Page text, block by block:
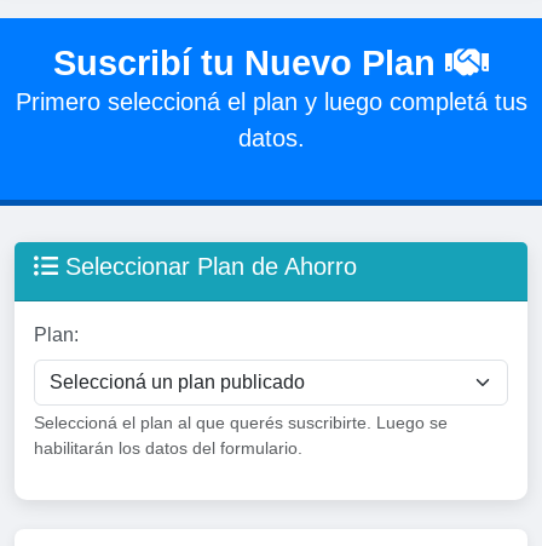
Suscribí tu Nuevo Plan
Primero seleccioná el plan y luego completá tus
datos.
Seleccionar Plan de Ahorro
Plan:
Seleccioná el plan al que querés suscribirte. Luego se
habilitarán los datos del formulario.